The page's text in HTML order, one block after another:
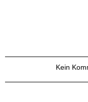
Kein